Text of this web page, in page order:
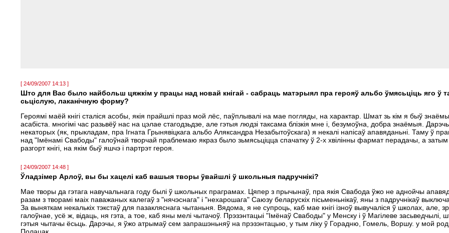
[ 24/09/2007 14:13 ]
Што для Вас было найбольш цяжкім у працы над новай кнігай - сабраць матэрыял пра герояў альбо ўмясьціць яго ў
сьціслую, лаканічную форму?
Героямі маёй кнігі сталіся асобы, якія прайшлі праз мой лёс, паўплывалі на мае погляды, на характар. Шмат зь кім я быў знаёмы
асабіста. многімі час разьвёў нас на цэлае стагодзьдзе, але гэтыя людзі таксама блізкія мне і, безумоўна, добра знаёмыя.
некаторых (як, прыкладам, пра Ігната Грынявіцкага альбо Аляксандра Незабытоўскага) я некалі напісаў апавяданьні. Таму ў
над "Імёнамі Свабоды" галоўнай творчай праблемаю якраз было зьмясьціцца спачатку ў 2-х хвілінны фармат перадачы, а затым
разгорт кнігі, на якім быў яшчэ і партрэт героя.
[ 24/09/2007 14:48 ]
Ўладзімер Арлоў, вы бы хацелi каб вашыя творы ўвайшлі ў школьныя падручнікі?
Мае творы да гэтага навучальнага году былі ў школьных праграмах. Цяпер з прычынаў, пра якія Свабода ўжо не аднойчы
разам з творамі маіх паважаных калегаў з "нячэснага" і "нехарошага" Саюзу беларускіх пісьменьнікаў, яны з падручнікаў
За выняткам некалькіх тэкстаў для пазакляснага чытаньня. Вядома, я не супроць, каб мае кнігі ізноў вывучаліся ў школах, але,
галоўнае, усё ж, відаць, ня гэта, а тое, каб яны мелі чытачоў. Прэзэнтацыі "Імёнаў Свабоды" у Менску і ў Магілеве засьведчылі,
гэтыя чытачы ёсьць. Дарэчы, я ўжо атрымаў сем запрашэньняў на прэзэнтацыю, у тым ліку ў Горадню, Гомель, Воршу. у мой